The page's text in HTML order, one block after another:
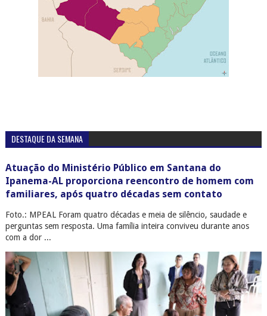
DESTAQUE DA SEMANA
Atuação do Ministério Público em Santana do
Ipanema-AL proporciona reencontro de homem com
familiares, após quatro décadas sem contato
Foto.: MPEAL Foram quatro décadas e meia de silêncio, saudade e
perguntas sem resposta. Uma família inteira conviveu durante anos
com a dor ...